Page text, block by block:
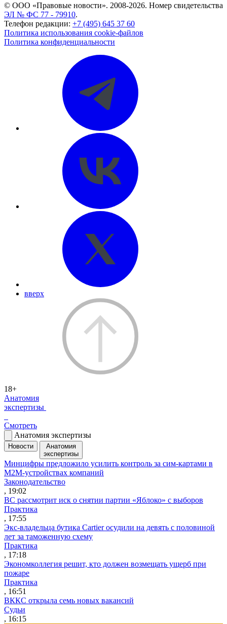
© ООО «Правовые новости». 2008-2026. Номер свидетельства
ЭЛ № ФС 77 - 79910.
Телефон редакции: +7 (495) 645 37 60
Политика использования cookie-файлов
Политика конфиденциальности
вверх
18+
Анатомия
экспертизы
Смотреть
Анатомия экспертизы
Новости
Анатомия
экспертизы
Минцифры предложило усилить контроль за сим-картами в
M2M-устройствах компаний
Законодательство
, 19:02
ВС рассмотрит иск о снятии партии «Яблоко» с выборов
Практика
, 17:55
Экс-владельца бутика Cartier осудили на девять с половиной
лет за таможенную схему
Практика
, 17:18
Экономколлегия решит, кто должен возмещать ущерб при
пожаре
Практика
, 16:51
ВККС открыла семь новых вакансий
Судьи
, 16:15